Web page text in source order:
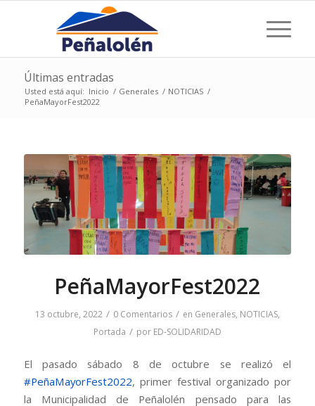
Últimas entradas
Usted está aquí: Inicio / Generales / NOTICIAS /
PeñaMayorFest2022
PeñaMayorFest2022
13 octubre, 2022 / 0 Comentarios / en Generales, NOTICIAS,
Portada / por ED-SOLIDARIDAD
El pasado sábado 8 de octubre se realizó el
#PeñaMayorFest2022, primer festival organizado por
la Municipalidad de Peñalolén pensado para las